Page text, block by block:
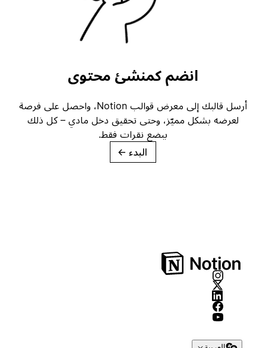
انضم كمنشئ محتوى
أرسل قالبك إلى معرض قوالب Notion، واحصل على فرصة
لعرضه بشكل مميّز، وحتى تحقيق دخل مادي – كل ذلك
ببضع نقرات فقط.
→